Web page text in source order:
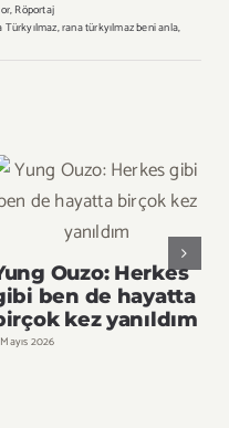
,Röportaj
Türkyılmaz,rana türkyılmaz beni anla,
Ouzo: Herkes
ben de hayatta
kez yanıldım
2026